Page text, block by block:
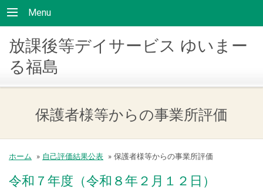
Menu
放課後等デイサービス ゆいまー
る福島
保護者様等からの事業所評価
ホーム » 自己評価結果公表 » 保護者様等からの事業所評価
令和７年度（令和８年２月１２日）